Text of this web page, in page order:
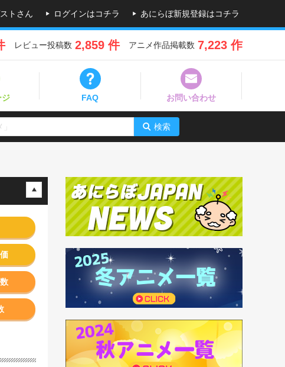
トさん ログインはコチラ あにらぼ新規登録はコチラ
レビュー投稿数 2,859 件 アニメ作品掲載数 7,223 作
ジ FAQ お問い合わせ
検索